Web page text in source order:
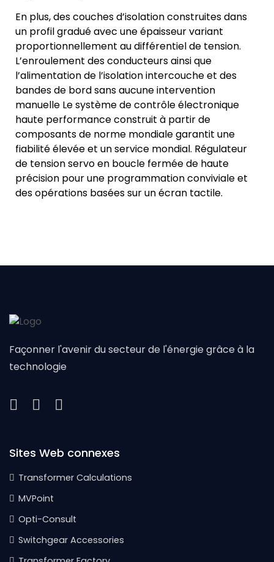
En plus, des couches d’isolation construites dans
un profil gradué avec une épaisseur variant
proportionnellement au différentiel de tension.
L’enroulement des conducteurs ainsi que
l’alimentation de l’isolation intercouche et des
bandes de bord sans aucune intervention
manuelle Le système de contrôle électronique
haute performance construit à partir de
composants de norme mondiale garantit une
fiabilité élevée et un service mondial. Régulateur
de tension servo en boucle fermée de haute
précision pour une programmation conviviale et
des opérations basées sur un écran tactile.
Façonner l'avenir du secteur de l'énergie grâce à la
technologie
Sites Web connexes
Transformer Calculations
MVPoint
Opti-Consult
Switchgear Accessories